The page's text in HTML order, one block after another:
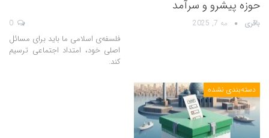
حوزه پیشرو و سرآمد
باقری مه 7, 2025
فلسفه‌ی اسلامی ما باید برای مسائل
اصلی خود، امتداد اجتماعی ترسیم
کند.
دسته‌بندی نشده